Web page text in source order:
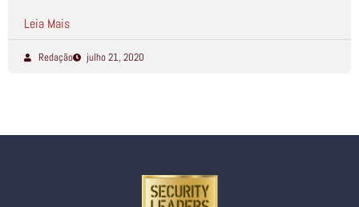
Leia Mais
Redação julho 21, 2020